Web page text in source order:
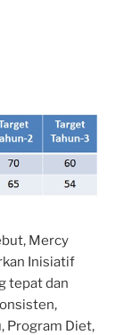
Mercy
Inisiatif
tepat dan
Program Diet,